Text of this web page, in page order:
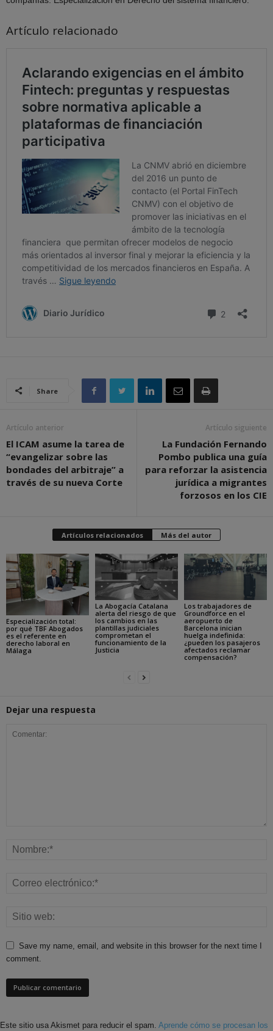
Artículo relacionado
Share
Artículo anterior
El ICAM asume la tarea de
“evangelizar sobre las
bondades del arbitraje” a
través de su nueva Corte
Artículo siguiente
La Fundación Fernando
Pombo publica una guía
para reforzar la asistencia
jurídica a migrantes
forzosos en los CIE
Artículos relacionados Más del autor
Especialización total:
por qué TBF Abogados
es el referente en
derecho laboral en
Málaga
La Abogacía Catalana
alerta del riesgo de que
los cambios en las
plantillas judiciales
comprometan el
funcionamiento de la
Justicia
Los trabajadores de
Groundforce en el
aeropuerto de
Barcelona inician
huelga indefinida:
¿pueden los pasajeros
afectados reclamar
compensación?
Dejar una respuesta
Save my name, email, and website in this browser for the next time I
comment.
Este sitio usa Akismet para reducir el spam. Aprende cómo se procesan los